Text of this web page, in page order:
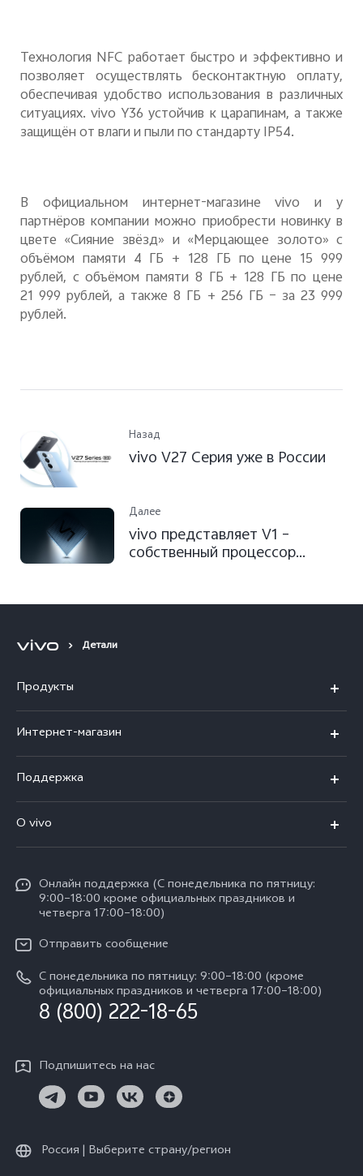
Технология NFC работает быстро и эффективно и
позволяет осуществлять бесконтактную оплату,
обеспечивая удобство использования в различных
ситуациях.vivo Y36 устойчив к царапинам, а также
защищён от влаги и пыли по стандартуIP54.
В официальном интернет-магазинеvivo и у
партнёров компании можно приобрести новинку в
цвете «Сияние звёзд» и «Мерцающее золото» с
объёмом памяти 4 ГБ + 128 ГБ по цене 15 999
рублей, с объёмом памяти 8 ГБ + 128 ГБ по цене
21 999 рублей, а также 8 ГБ + 256 ГБ – за 23 999
рублей.
Назад
vivo V27 Серия уже в России
Далее
vivo представляет V1 –
собственный процессор
Детали
Продукты
X300 FE
V70 FE
V70
Y31d
Y11d
Интернет-магазин
V60 5G
V60 Lite
V40 Lite
Y04s
Поддержка
FAQs
Funtouch OS
Сервисные центры
IMEI аутентификация
Запрос стоимости запчастей
Обновление системы
Скачать LUT для Log-восстановления
O vivo
Пресс-центр
Карьера в vivo
Юридическая информация
О нас
Социальная ответственность
Центр конфиденциальности vivo
Oнлайн поддержка (С понедельника по пятницу:
9:00–18:00 кроме официальных праздников и
четверга 17:00–18:00)
Отправить сообщение
С понедельника по пятницу: 9:00–18:00 (кроме
официальных праздников и четверга 17:00–18:00)
8 (800) 222-18-65
Подпишитесь на нас
Россия | Выберите страну/регион